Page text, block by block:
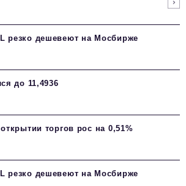
резко дешевеют на Мосбирже
до 11,4936
торгов рос на 0,51%
резко дешевеют на Мосбирже